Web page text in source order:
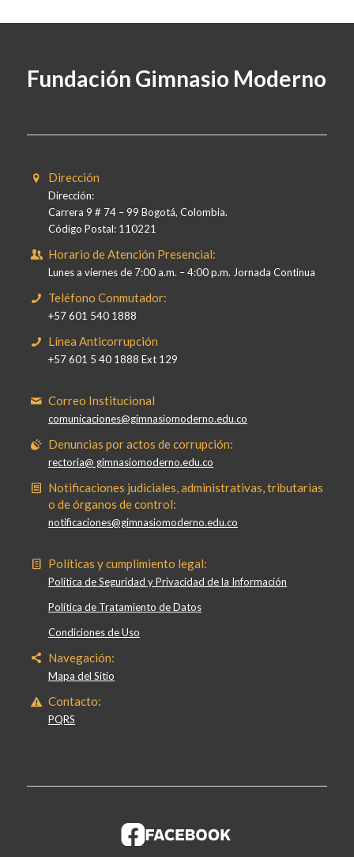
Fundación Gimnasio Moderno
Dirección
Dirección:
Carrera 9 # 74 – 99 Bogotá, Colombia.
Código Postal: 110221
Horario de Atención Presencial:
Lunes a viernes de 7:00 a.m. – 4:00 p.m. Jornada Continua
Teléfono Conmutador:
+57 601 540 1888
Línea Anticorrupción
+57 601 5 40 1888 Ext 129
Correo Institucional
comunicaciones@gimnasiomoderno.edu.co
Denuncias por actos de corrupción:
rectoria@ gimnasiomoderno.edu.co
Notificaciones judiciales, administrativas, tributarias
o de órganos de control:
notificaciones@gimnasiomoderno.edu.co
Políticas y cumplimiento legal:
Política de Seguridad y Privacidad de la Información
Política de Tratamiento de Datos
Condiciones de Uso
Navegación:
Mapa del Sitio
Contacto:
PQRS